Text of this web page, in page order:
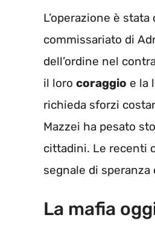
L’operazione è
commissariato di
dell’ordine nel
il loro coraggio e la
richieda sforzi
Mazzei ha pesato
cittadini. Le recenti
segnale di
La mafia